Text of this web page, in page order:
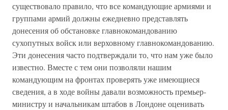
существовало правило, что все командующие армиями и
группами армий должны ежедневно представлять
донесения об обстановке главнокомандованию
сухопутных войск или верховному главнокомандованию.
Эти донесения часто подтверждали то, что нам уже было
известно. Вместе с тем они позволяли нашим
командующим на фронтах проверять уже имеющиеся
сведения, а в ходе войны давали возможность премьер-
министру и начальникам штабов в Лондоне оценивать